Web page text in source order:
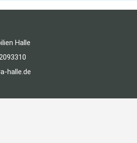
Halle
halle.de